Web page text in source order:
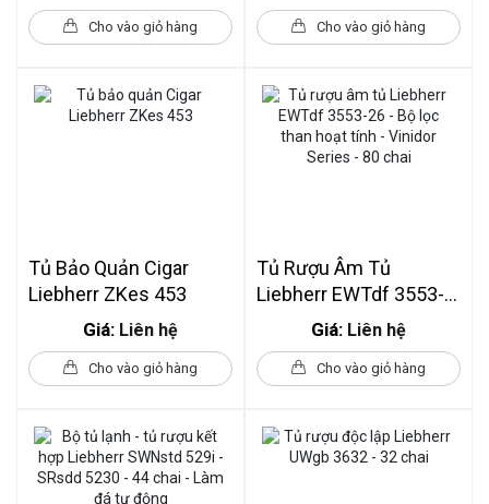
Cho vào giỏ hàng Cho vào giỏ hàng
Tủ Bảo Quản Cigar
Liebherr ZKes 453
Giá: Liên hệ
Cho vào giỏ hàng
Tủ Rượu Âm Tủ
Liebherr EWTdf 3553-
26 - Bộ Lọc Than Hoạt
Tính - Vinidor Series -
80 Chai
Giá: Liên hệ
Cho vào giỏ hàng